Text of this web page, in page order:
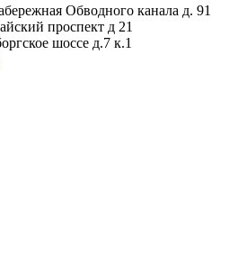
Обводного канала д. 91
проспект д 21
шоссе д.7 к.1